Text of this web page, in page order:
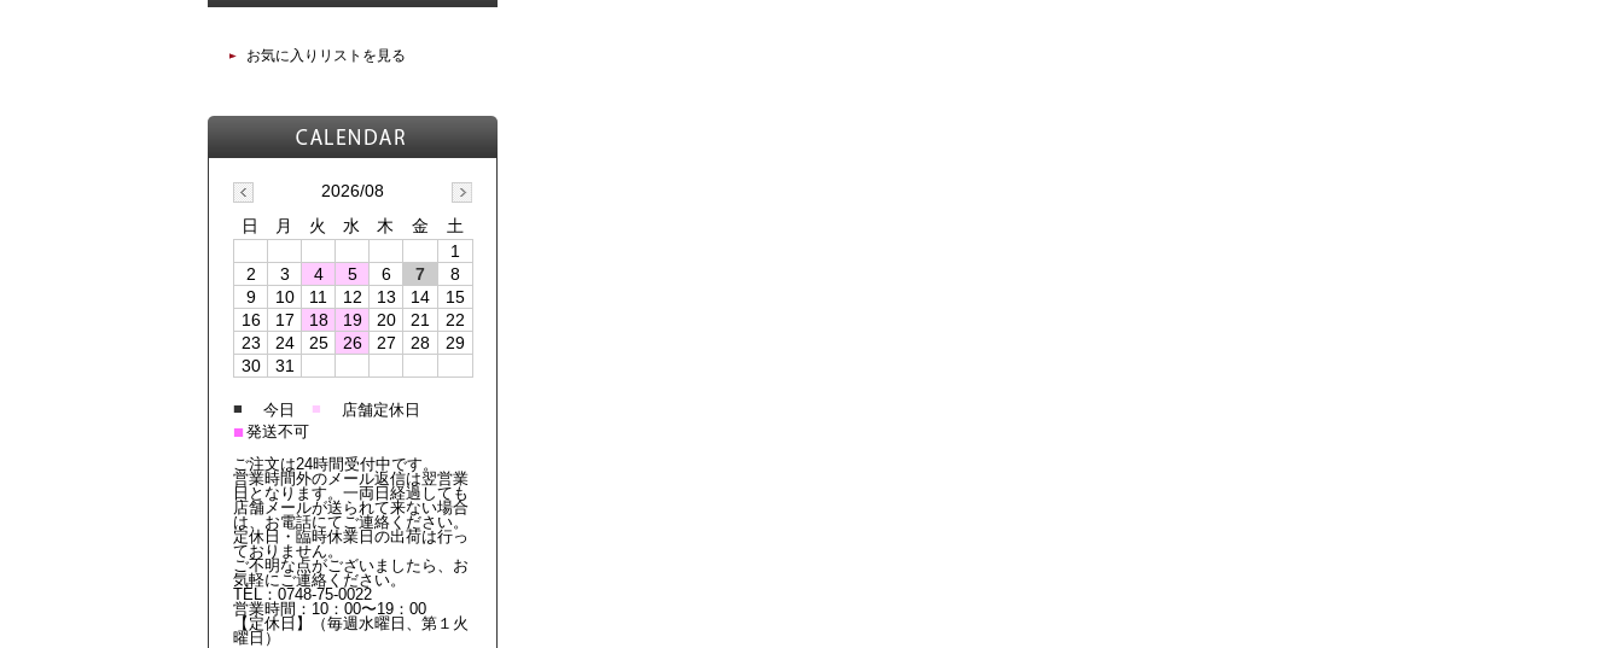
お気に入りリストを見る
2026/08
日
月 火 水 木 金
土
1
2
3 4 5 6 7
8
9
10 11 12 13 14
15
16
17 18 19 20 21
22
23
24 25 26 27 28
29
30
31
■ 今日 ■ 店舗定休日
■発送不可
ご注文は24時間受付中です。
営業時間外のメール返信は翌営業
日となります。一両日経過しても
店舗メールが送られて来ない場合
は、お電話にてご連絡ください。
定休日・臨時休業日の出荷は行っ
ておりません。
ご不明な点がございましたら、お
気軽にご連絡ください。
TEL：0748-75-0022
営業時間：10：00〜19：00
【定休日】（毎週水曜日、第１火
曜日）